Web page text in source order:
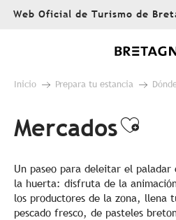
AllerWeb Oficial de Turismo de
Inicio Prepara tu estancia
Mercados
Un paseo para deleitar el paladar
la huerta: disfruta de la
los productores de la zona, llena
pescado fresco, de pasteles